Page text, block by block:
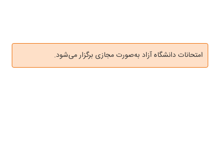
امتحانات دانشگاه آزاد به‌صورت مجازی برگزار می‌شود.